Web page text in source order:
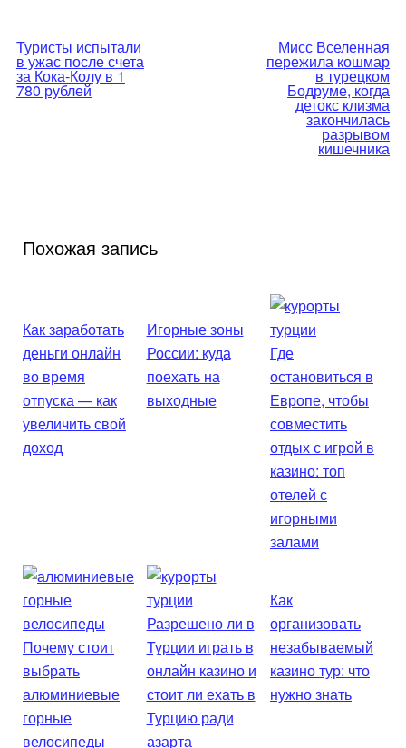
Навигация
по
Туристы испытали
в ужас после счета
за Кока-Колу в 1
780 рублей
Мисс Вселенная
пережила кошмар
в турецком
Бодруме, когда
детокс клизма
закончилась
разрывом
кишечника
Похожая запись
Как заработать
деньги онлайн
во время
отпуска — как
увеличить свой
доход
Игорные зоны
России: куда
поехать на
выходные
Где
остановиться в
Европе, чтобы
совместить
отдых с игрой в
казино: топ
отелей с
игорными
залами
Почему стоит
выбрать
алюминиевые
горные
велосипеды
Разрешено ли в
Турции играть в
онлайн казино и
стоит ли ехать в
Турцию ради
азарта
Как
организовать
незабываемый
казино тур: что
нужно знать